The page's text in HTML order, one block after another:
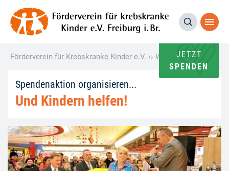
JETZT
SPENDEN
Förderverein für Krebskranke Kinder e.V. ›› Wie andere helfen
Spendenaktion organisieren...
Und Kindern helfen!